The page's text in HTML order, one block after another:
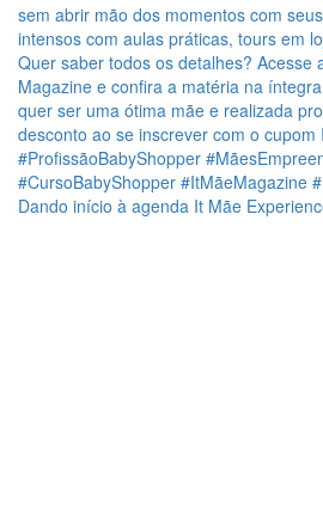
Dando início à agenda It Mãe